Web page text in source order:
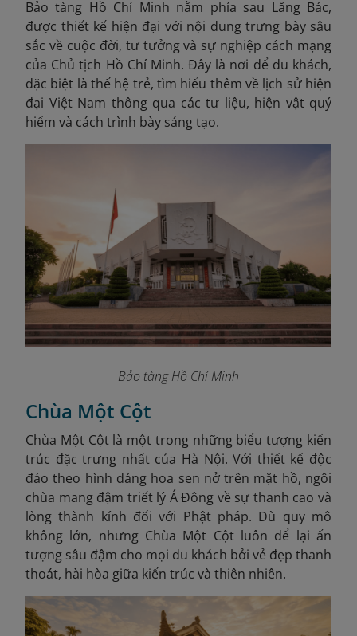
Bảo tàng Hồ Chí Minh nằm phía sau Lăng Bác,
được thiết kế hiện đại với nội dung trưng bày sâu
sắc về cuộc đời, tư tưởng và sự nghiệp cách mạng
của Chủ tịch Hồ Chí Minh. Đây là nơi để du khách,
đặc biệt là thế hệ trẻ, tìm hiểu thêm về lịch sử hiện
đại Việt Nam thông qua các tư liệu, hiện vật quý
hiếm và cách trình bày sáng tạo.
Bảo tàng Hồ Chí Minh
Chùa Một Cột
Chùa Một Cột là một trong những biểu tượng kiến
trúc đặc trưng nhất của Hà Nội. Với thiết kế độc
đáo theo hình dáng hoa sen nở trên mặt hồ, ngôi
chùa mang đậm triết lý Á Đông về sự thanh cao và
lòng thành kính đối với Phật pháp. Dù quy mô
không lớn, nhưng Chùa Một Cột luôn để lại ấn
tượng sâu đậm cho mọi du khách bởi vẻ đẹp thanh
thoát, hài hòa giữa kiến trúc và thiên nhiên.